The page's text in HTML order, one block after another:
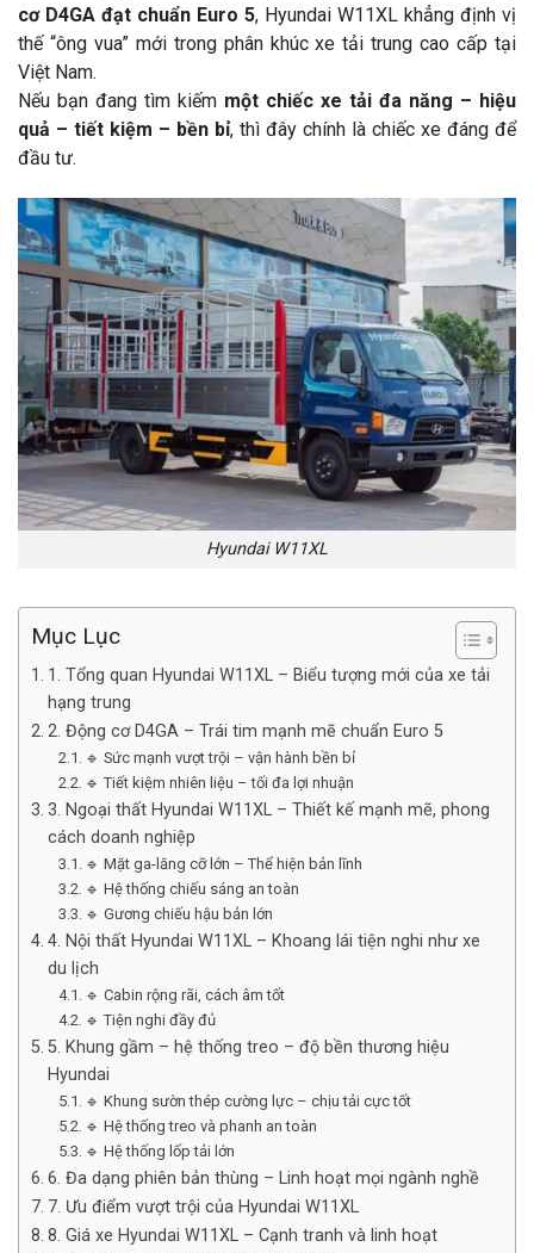
cơ D4GA đạt chuẩn Euro 5, Hyundai W11XL khẳng định vị
thế “ông vua” mới trong phân khúc xe tải trung cao cấp tại
Việt Nam.
Nếu bạn đang tìm kiếm một chiếc xe tải đa năng – hiệu
quả – tiết kiệm – bền bỉ, thì đây chính là chiếc xe đáng để
đầu tư.
Hyundai W11XL
Mục Lục
1. Tổng quan Hyundai W11XL – Biểu tượng mới của xe tải
hạng trung
2. Động cơ D4GA – Trái tim mạnh mẽ chuẩn Euro 5
🔹 Sức mạnh vượt trội – vận hành bền bỉ
🔹 Tiết kiệm nhiên liệu – tối đa lợi nhuận
3. Ngoại thất Hyundai W11XL – Thiết kế mạnh mẽ, phong
cách doanh nghiệp
🔹 Mặt ga-lăng cỡ lớn – Thể hiện bản lĩnh
🔹 Hệ thống chiếu sáng an toàn
🔹 Gương chiếu hậu bản lớn
4. Nội thất Hyundai W11XL – Khoang lái tiện nghi như xe
du lịch
🔹 Cabin rộng rãi, cách âm tốt
🔹 Tiện nghi đầy đủ
5. Khung gầm – hệ thống treo – độ bền thương hiệu
Hyundai
🔹 Khung sườn thép cường lực – chịu tải cực tốt
🔹 Hệ thống treo và phanh an toàn
🔹 Hệ thống lốp tải lớn
6. Đa dạng phiên bản thùng – Linh hoạt mọi ngành nghề
7. Ưu điểm vượt trội của Hyundai W11XL
8. Giá xe Hyundai W11XL – Cạnh tranh và linh hoạt